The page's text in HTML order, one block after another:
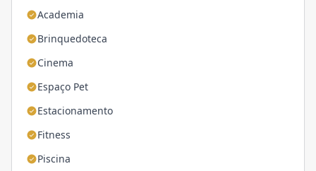
Academia
Brinquedoteca
Cinema
Espaço Pet
Estacionamento
Fitness
Piscina